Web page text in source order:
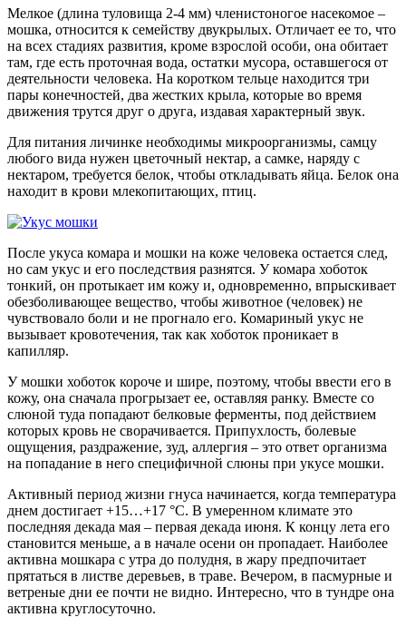
Мелкое (длина туловища 2-4 мм) членистоногое насекомое –
мошка, относится к семейству двукрылых. Отличает ее то, что
на всех стадиях развития, кроме взрослой особи, она обитает
там, где есть проточная вода, остатки мусора, оставшегося от
деятельности человека. На коротком тельце находится три
пары конечностей, два жестких крыла, которые во время
движения трутся друг о друга, издавая характерный звук.
Для питания личинке необходимы микроорганизмы, самцу
любого вида нужен цветочный нектар, а самке, наряду с
нектаром, требуется белок, чтобы откладывать яйца. Белок она
находит в крови млекопитающих, птиц.
После укуса комара и мошки на коже человека остается след,
но сам укус и его последствия разнятся. У комара хоботок
тонкий, он протыкает им кожу и, одновременно, впрыскивает
обезболивающее вещество, чтобы животное (человек) не
чувствовало боли и не прогнало его. Комариный укус не
вызывает кровотечения, так как хоботок проникает в
капилляр.
У мошки хоботок короче и шире, поэтому, чтобы ввести его в
кожу, она сначала прогрызает ее, оставляя ранку. Вместе со
слюной туда попадают белковые ферменты, под действием
которых кровь не сворачивается. Припухлость, болевые
ощущения, раздражение, зуд, аллергия – это ответ организма
на попадание в него специфичной слюны при укусе мошки.
Активный период жизни гнуса начинается, когда температура
днем достигает +15…+17 °С. В умеренном климате это
последняя декада мая – первая декада июня. К концу лета его
становится меньше, а в начале осени он пропадает. Наиболее
активна мошкара с утра до полудня, в жару предпочитает
прятаться в листве деревьев, в траве. Вечером, в пасмурные и
ветреные дни ее почти не видно. Интересно, что в тундре она
активна круглосуточно.